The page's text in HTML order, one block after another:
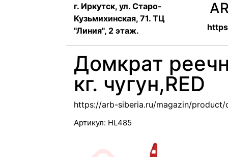
г. Иркутск, ул. ​Старо-
Кузьмихинская, 71. ТЦ
"Линия", 2 этаж.
Домкрат
кг. чугун,RED
https://arb-siberia.ru/magazin/
Артикул: HL485